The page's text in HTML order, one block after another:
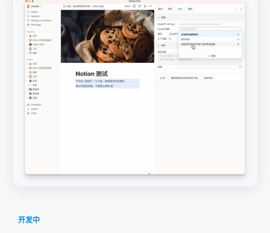
开发中